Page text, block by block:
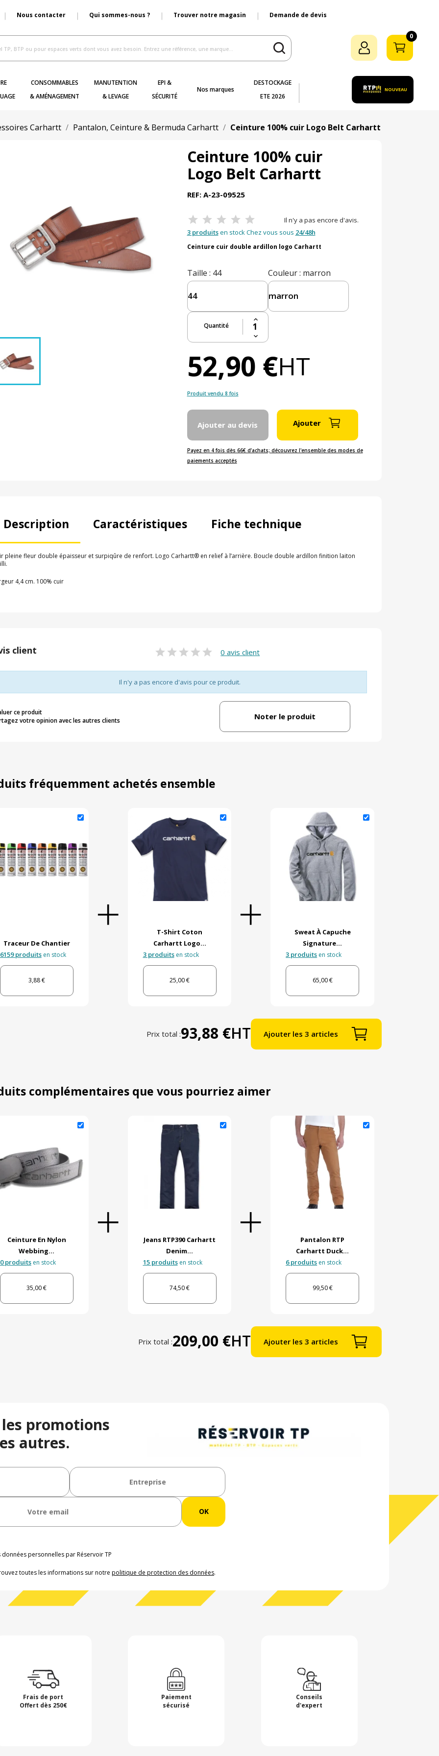
Nous contacter Qui sommes-nous ? Trouver notre magasin Demande de devis
0
CONSOMMABLES
& AMÉNAGEMENT
MANUTENTION
& LEVAGE
EPI &
SÉCURITÉ
Nos marques
DESTOCKAGE
ETE 2026
NOUVEAU
Carhartt Pantalon, Ceinture & Bermuda Carhartt Ceinture 100% cuir Logo Belt Carhartt
Ceinture 100% cuir
Logo Belt Carhartt
REF: A-23-09525
Il n'y a pas encore d'avis.
3 produitsen stock Chez vous sous 24/48h
Ceinture cuir double ardillon logo Carhartt
Taille : 44 Couleur: marron
Quantité
52,90 €HT
Produit vendu 8 fois
Ajouter au devis Ajouter
Payez en 4 fois dès 66€ d’achats; découvrez l'ensemble des modes de
paiements acceptés
Description Caractéristiques Fiche technique
pleine fleur double épaisseur et surpiqûre de renfort. Logo Carhartt® en relief à l’arrière. Boucle double ardillon finition laiton
4,4 cm. 100% cuir
client 0 avis client
Il n'y a pas encore d'avis pour ce produit.
ce produit
votre opinion avec les autres clients
Noter le produit
fréquemment achetés ensemble
Traceur De Chantier
6159 produitsen stock
3,88 €
T-Shirt Coton
Carhartt Logo...
3 produitsen stock
25,00 €
Sweat À Capuche
Signature...
3 produits en stock
65,00 €
Prix total :93,88 €HT Ajouter les 3 articles
complémentaires que vous pourriez aimer
Ceinture En Nylon
Webbing...
0 produitsen stock
35,00 €
Jeans RTP390 Carhartt
Denim...
15 produitsen stock
74,50 €
Pantalon RTP
Carhartt Duck...
6 produits en stock
99,50 €
Prix total :209,00 €HT Ajouter les 3 articles
promotions
autres.
personnelles par Réservoir TP
toutes les informations sur notre politique de protection des données.
Frais de port
Offert dès 250€
Paiement
sécurisé
Conseils
d'expert